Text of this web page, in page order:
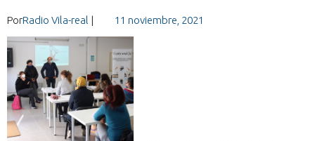
PorRadio Vila-real | 11 noviembre, 2021